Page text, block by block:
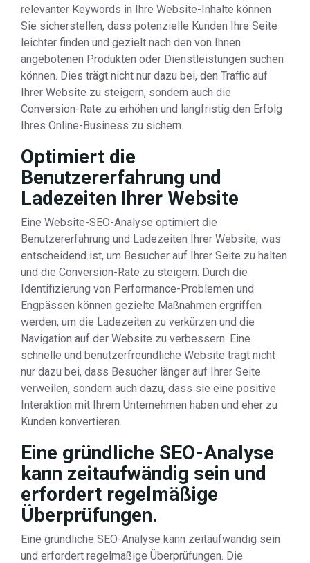
relevanter Keywords in Ihre Website-Inhalte können
Sie sicherstellen, dass potenzielle Kunden Ihre Seite
leichter finden und gezielt nach den von Ihnen
angebotenen Produkten oder Dienstleistungen suchen
können. Dies trägt nicht nur dazu bei, den Traffic auf
Ihrer Website zu steigern, sondern auch die
Conversion-Rate zu erhöhen und langfristig den Erfolg
Ihres Online-Business zu sichern.
Optimiert die
Benutzererfahrung und
Ladezeiten Ihrer Website
Eine Website-SEO-Analyse optimiert die
Benutzererfahrung und Ladezeiten Ihrer Website, was
entscheidend ist, um Besucher auf Ihrer Seite zu halten
und die Conversion-Rate zu steigern. Durch die
Identifizierung von Performance-Problemen und
Engpässen können gezielte Maßnahmen ergriffen
werden, um die Ladezeiten zu verkürzen und die
Navigation auf der Website zu verbessern. Eine
schnelle und benutzerfreundliche Website trägt nicht
nur dazu bei, dass Besucher länger auf Ihrer Seite
verweilen, sondern auch dazu, dass sie eine positive
Interaktion mit Ihrem Unternehmen haben und eher zu
Kunden konvertieren.
Eine gründliche SEO-Analyse
kann zeitaufwändig sein und
erfordert regelmäßige
Überprüfungen.
Eine gründliche SEO-Analyse kann zeitaufwändig sein
und erfordert regelmäßige Überprüfungen. Die